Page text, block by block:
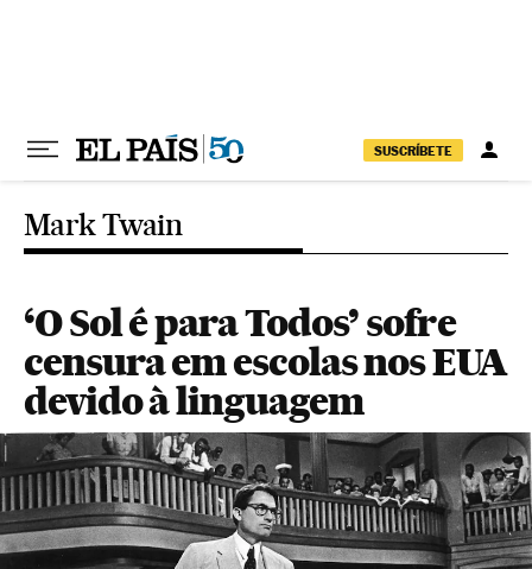
SUSCRÍBETE
Mark Twain
‘O Sol é para Todos’ sofre
censura em escolas nos EUA
devido à linguagem